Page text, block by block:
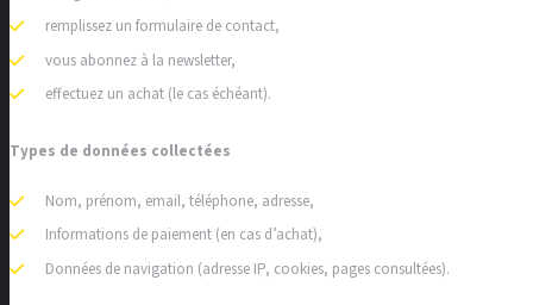
remplissez un formulaire de contact,
vous abonnez à la newsletter,
effectuez un achat (le cas échéant).
Types de données collectées
Nom, prénom, email, téléphone, adresse,
Informations de paiement (en cas d’achat),
Données de navigation (adresse IP, cookies, pages consultées).